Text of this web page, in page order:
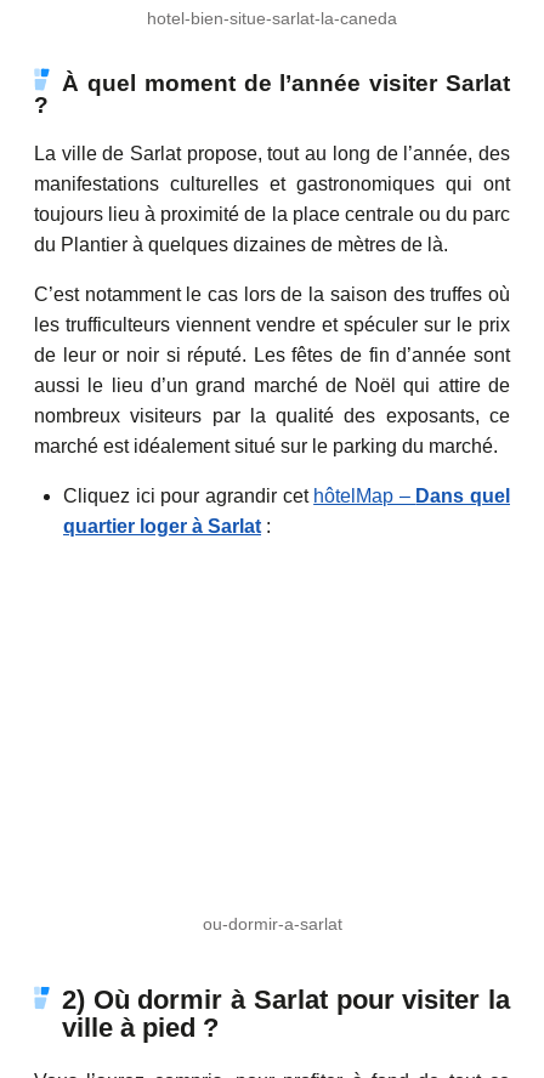
hotel-bien-situe-sarlat-la-caneda
À quel moment de l’année visiter Sarlat
?
La ville de Sarlat propose, tout au long de l’année, des
manifestations culturelles et gastronomiques qui ont
toujours lieu à proximité de la place centrale ou du parc
du Plantier à quelques dizaines de mètres de là.
C’est notamment le cas lors de la saison des truffes où
les trufficulteurs viennent vendre et spéculer sur le prix
de leur or noir si réputé. Les fêtes de fin d’année sont
aussi le lieu d’un grand marché de Noël qui attire de
nombreux visiteurs par la qualité des exposants, ce
marché est idéalement situé sur le parking du marché.
Cliquez ici pour agrandir cet hôtelMap – Dans quel
quartier loger à Sarlat:
ou-dormir-a-sarlat
2) Où dormir à Sarlat pour visiter la
ville à pied ?